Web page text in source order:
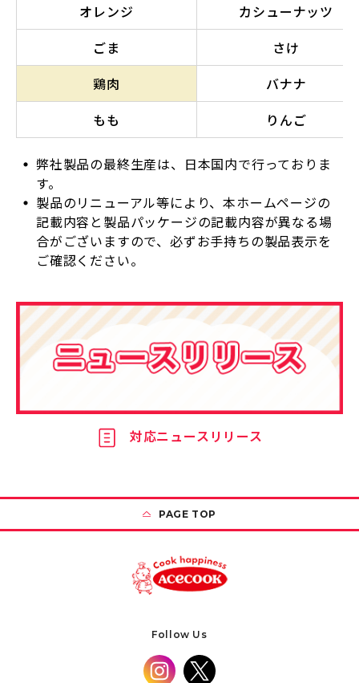
オレンジ
カシューナッツ
ごま
さけ
鶏肉
バナナ
もも
りんご
弊社製品の最終生産は、日本国内で行っておりま
す。
製品のリニューアル等により、本ホームページの
記載内容と製品パッケージの記載内容が異なる場
合がございますので、必ずお手持ちの製品表示を
ご確認ください。
対応ニュースリリース
PAGE TOP
Follow Us